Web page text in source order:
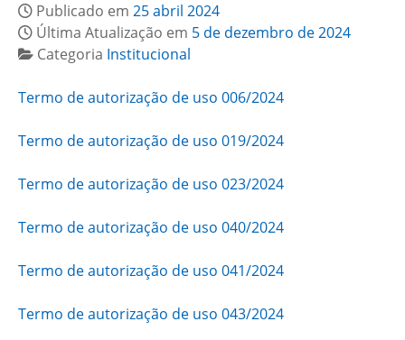
Publicado em 25 abril 2024
Última Atualização em 5 de dezembro de 2024
Categoria Institucional
Termo de autorização de uso 006/2024
Termo de autorização de uso 019/2024
Termo de autorização de uso 023/2024
Termo de autorização de uso 040/2024
Termo de autorização de uso 041/2024
Termo de autorização de uso 043/2024